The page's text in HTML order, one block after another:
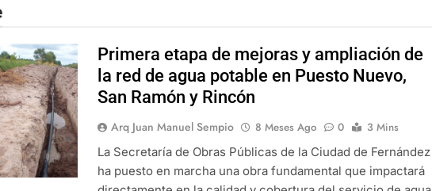
Primera etapa de mejoras y ampliación de
la red de agua potable en Puesto Nuevo,
San Ramón y Rincón
Arq Juan Manuel Sempio 8 Meses Ago 0
3 Mins
La Secretaría de Obras Públicas de la Ciudad de Fernández
ha puesto en marcha una obra fundamental que impactará